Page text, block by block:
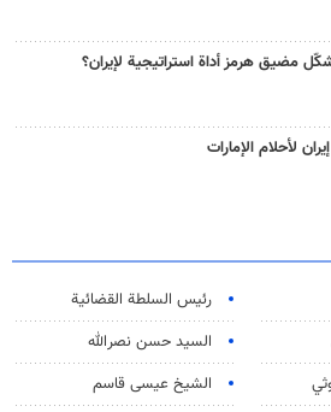
مضيق هرمز أداة استراتيجية لإيران؟
لأحلام الإمارات
رئیس السلطة القضائیة
السيد حسن نصرالله
الشيخ عيسى قاسم